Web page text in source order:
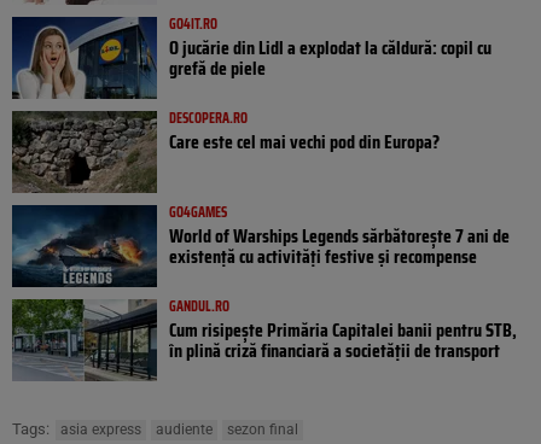
GO4IT.RO
O jucărie din Lidl a explodat la căldură: copil cu
grefă de piele
DESCOPERA.RO
Care este cel mai vechi pod din Europa?
GO4GAMES
World of Warships Legends sărbătorește 7 ani de
existență cu activități festive și recompense
GANDUL.RO
Cum risipește Primăria Capitalei banii pentru STB,
în plină criză financiară a societății de transport
Tags: asia express audiente sezon final